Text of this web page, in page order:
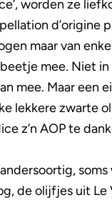
worden ze
maar van
mee. Niet
mee. Maar een
lekkere zwarte
z’n AOP te
de olijfjes uit